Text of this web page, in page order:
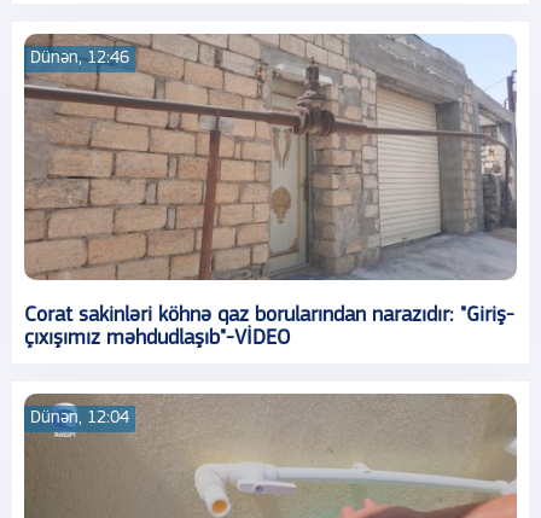
Dünən, 12:46
Corat sakinləri köhnə qaz borularından narazıdır: "Giriş-
çıxışımız məhdudlaşıb"-VİDEO
Dünən, 12:04